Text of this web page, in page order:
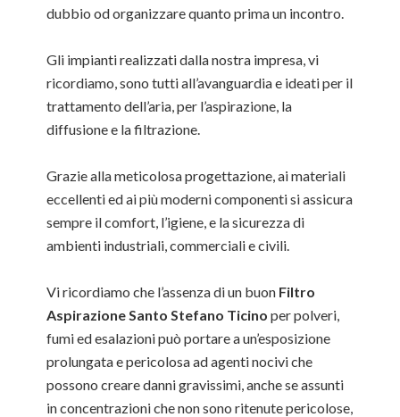
dubbio od organizzare quanto prima un incontro.
Gli impianti realizzati dalla nostra impresa, vi
ricordiamo, sono tutti all’avanguardia e ideati per il
trattamento dell’aria, per l’aspirazione, la
diffusione e la filtrazione.
Grazie alla meticolosa progettazione, ai materiali
eccellenti ed ai più moderni componenti si assicura
sempre il comfort, l’igiene, e la sicurezza di
ambienti industriali, commerciali e civili.
Vi ricordiamo che l’assenza di un buon Filtro
Aspirazione Santo Stefano Ticino per polveri,
fumi ed esalazioni può portare a un’esposizione
prolungata e pericolosa ad agenti nocivi che
possono creare danni gravissimi, anche se assunti
in concentrazioni che non sono ritenute pericolose,